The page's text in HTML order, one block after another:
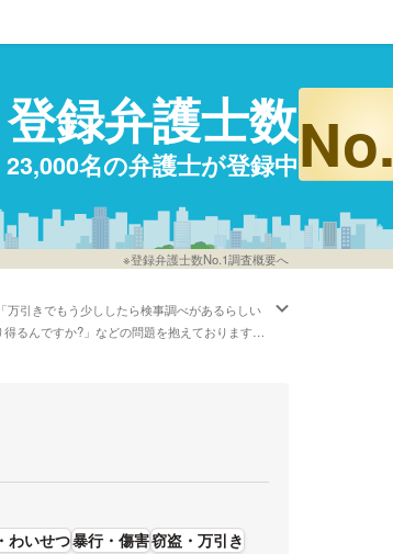
登録弁護士数
23,000名の弁護士が登録中No.
※登録弁護士数No.1調査概要へ
引きでもう少ししたら検事調べがあるらしい
るんですか?」などの問題を抱えております。
対応している弁護士など、様々な条件で探す
とんど調査したけど、石川周辺の弁護士また
る方は弁護士ドットコムに登録している弁護
一度相談をしてみることをおすすめします。
わいせつ暴行・傷害窃盗・万引き